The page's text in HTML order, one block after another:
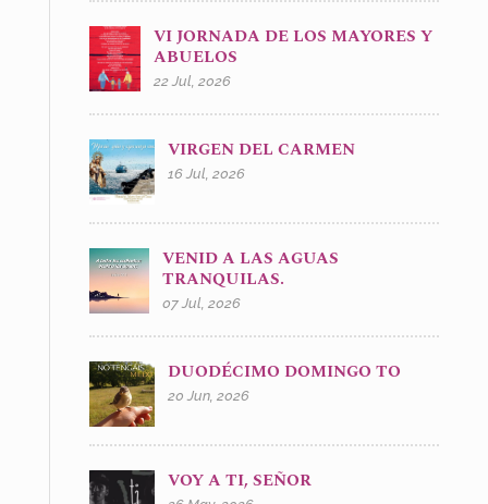
VI JORNADA DE LOS MAYORES Y
ABUELOS
22 Jul, 2026
VIRGEN DEL CARMEN
16 Jul, 2026
VENID A LAS AGUAS
TRANQUILAS.
07 Jul, 2026
DUODÉCIMO DOMINGO TO
20 Jun, 2026
VOY A TI, SEÑOR